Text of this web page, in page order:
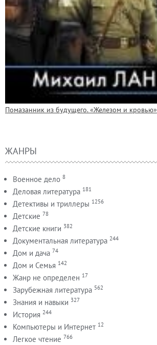
Помазанник из будущего. «Железом и кровью»
ЖАНРЫ
Военное дело 8
Деловая литература 181
Детективы и триллеры 1256
Детские 78
Детские книги 382
Документальная литература 244
Дом и дача 74
Дом и Семья 142
Жанр не определен 17
Зарубежная литература 562
Знания и навыки 327
История 244
Компьютеры и Интернет 12
Легкое чтение 766